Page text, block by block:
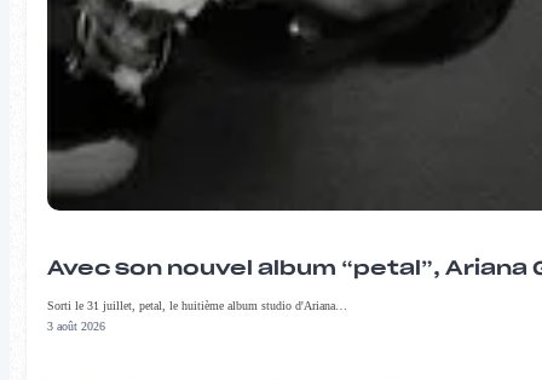
Avec son nouvel album “petal”,
Sorti le 31 juillet, petal, le huitième album studio d'Ariana…
3 août 2026